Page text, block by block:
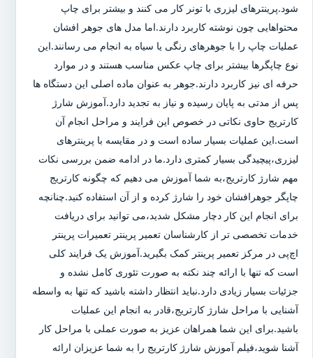
شود.پرینترهای لیزری با تونر کار می کنند و بیشتر برای چاپ
محتواهایی چون نوشته کاربرد دارند.اما مدل های جوهر افشان
عملیات چاپ را با جوهرهای رنگی یا سیاه به انجام می رسانند.این
نوع چاپگرها بیشتر برای چاپ عکس مناسب هستند و در موارد
حرفه ای نیز کاربرد دارند.جوهر به عنوان ماده اصلی این دستگاه ها
پس از مدتی به پایان رسیده و نیاز به تجدید دارد.آموزش شارژ
کارتریج حاوی نکاتی در خصوص این فرایند و مراحل انجام آن
است.این عملیات بسیار ساده است و در مقایسه با پرینترهای
لیزری،پیچیدگی بسیار کمتری دارد.ما در ادامه ضمن بررسی نکات
مهم شارژ کارتریج،به شما آموزش می دهیم که چگونه کارتریج
چاپگر جوهرافشان خود را شارژ کرده و از آن استفاده کنید.چنانچه
برای انجام این کار دچار مشکل شدید،می توانید برای دریافت
خدمات تخصصی تر از کارشناسان تعمیر پرینتر تعمیرات پرینتر
اچ‌پی در مرکز تعمیر پرینتر کمک بگیرید.آموزش یک فرایند کلی
است که تنها با ارائه چند نکته به صورت تئوری کامل نشده و
جزئیات بسیار زیادی دارد.نباید انتظار داشته باشید که تنها به واسطه
آشنایی با مراحل شارژ کارتریج،قادر به انجام این عملیات
باشید.برای این شما همراهان عزیز به صورت عملی با مراحل کار
آشنا شوید،فیلم آموزش شارژ کارتریج را به شما عزیزان ارائه